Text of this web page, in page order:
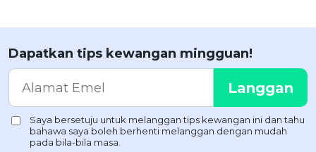
Dapatkan tips kewangan mingguan!